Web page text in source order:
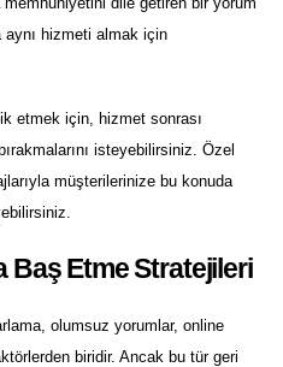
aynı hizmeti almak için
etmek için, hizmet sonrası
isteyebilirsiniz. Özel
müşterilerinize bu konuda
Baş Etme Stratejileri
olumsuz yorumlar, online
biridir. Ancak bu tür geri